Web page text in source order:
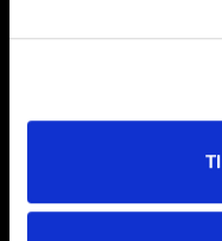
Love Forever AB
Sverige